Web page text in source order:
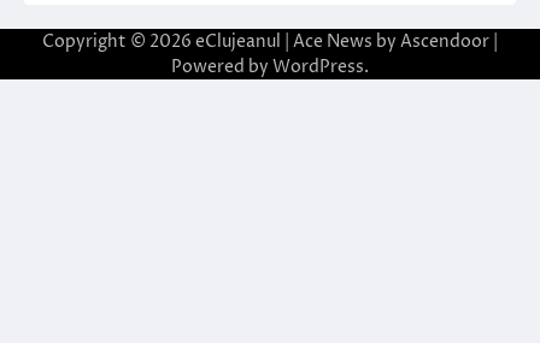
Copyright © 2026 eClujeanul | Ace News by Ascendoor
Powered by WordPress.